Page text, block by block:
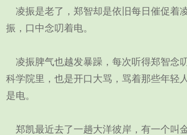
凌振是老了，郑智却是依旧每日催促着
振，口中念叨着电。
凌振脾气也越发暴躁，每次听得郑智念
科学院里，也是开口大骂，骂着那些年轻
是电。
郑凯最近去了一趟大洋彼岸，有一个叫